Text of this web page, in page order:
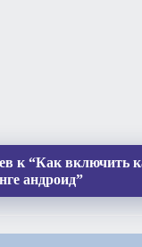
к “Как включить
андроид”